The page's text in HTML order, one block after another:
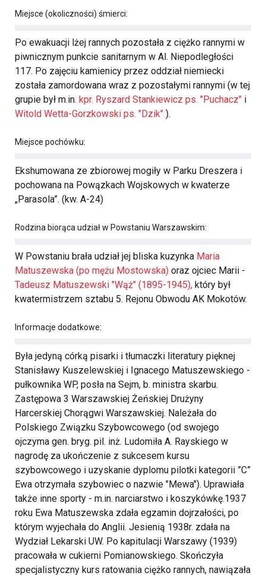
Miejsce (okoliczności) śmierci:
Po ewakuacji lżej rannych pozostała z ciężko rannymi w
piwnicznym punkcie sanitarnym w Al. Niepodległości
117. Po zajęciu kamienicy przez oddział niemiecki
została zamordowana wraz z pozostałymi rannymi (w tej
grupie był m.in. kpr. Ryszard Stankiewicz ps. "Puchacz" i
Witold Wetta-Gorzkowski ps. "Dzik" ).
Miejsce pochówku:
Ekshumowana ze zbiorowej mogiły w Parku Dreszera i
pochowana na Powązkach Wojskowych w kwaterze
„Parasola”. (kw. A-24)
Rodzina biorąca udział w Powstaniu Warszawskim:
W Powstaniu brała udział jej bliska kuzynka Maria
Matuszewska (po mężu Mostowska) oraz ojciec Marii -
Tadeusz Matuszewski "Wąż" (1895-1945), który był
kwatermistrzem sztabu 5. Rejonu Obwodu AK Mokotów.
Informacje dodatkowe:
Była jedyną córką pisarki i tłumaczki literatury pięknej
Stanisławy Kuszelewskiej i Ignacego Matuszewskiego -
pułkownika WP, posła na Sejm, b. ministra skarbu.
Zastępowa 3 Warszawskiej Żeńskiej Drużyny
Harcerskiej Chorągwi Warszawskiej. Należała do
Polskiego Związku Szybowcowego (od swojego
ojczyma gen. bryg. pil. inż. Ludomiła A. Rayskiego w
nagrodę za ukończenie z sukcesem kursu
szybowcowego i uzyskanie dyplomu pilotki kategorii ”C”
Ewa otrzymała szybowiec o nazwie "Mewa"). Uprawiała
także inne sporty - m.in. narciarstwo i koszykówkę.1937
roku Ewa Matuszewska zdała egzamin dojrzałości, po
którym wyjechała do Anglii. Jesienią 1938r. zdała na
Wydział Lekarski UW. Po kapitulacji Warszawy (1939)
pracowała w cukierni Pomianowskiego. Skończyła
specjalistyczny kurs ratowania ciężko rannych, nawiązała